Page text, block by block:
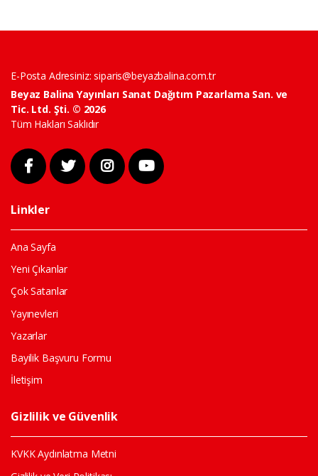
E-Posta Adresiniz:siparis@beyazbalina.com.tr
Beyaz Balina Yayınları Sanat Dağıtım Pazarlama San. ve
Tic. Ltd. Şti. © 2026
Tüm Hakları Saklıdır
Linkler
Ana Sayfa
Yeni Çıkanlar
Çok Satanlar
Yayınevleri
Yazarlar
Bayilik Başvuru Formu
İletişim
Gizlilik ve Güvenlik
KVKK Aydınlatma Metni